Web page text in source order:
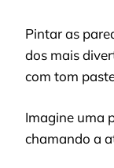
Pintar as
dos mais
com tom
Imagine uma
chamando a